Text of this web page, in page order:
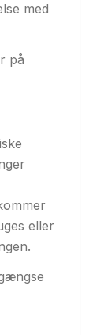
med
på
eller